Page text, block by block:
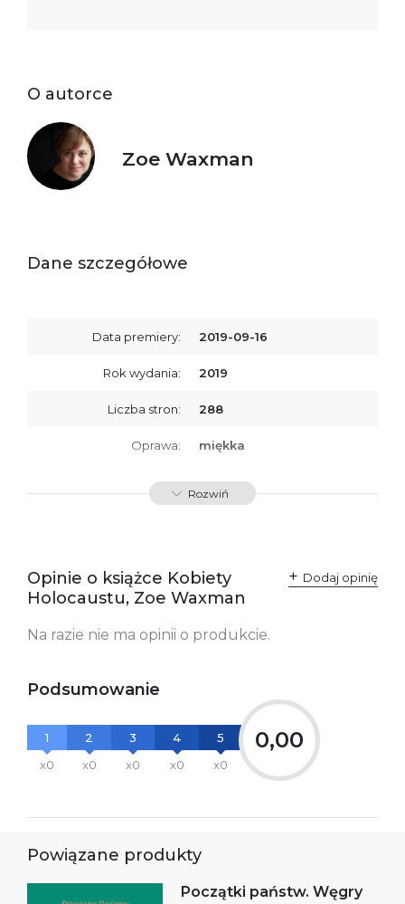
O autorce
Zoe Waxman
Dane szczegółowe
Data premiery: 2019-09-16
Rok wydania: 2019
Liczba stron: 288
Oprawa: miękka
ISBN 9788366381858
odpowiedzialne za
zgodność produktu z
przepisami:
Sp. z o.o.
ul. Fredry 8
61-701 Poznań
kontakt@wydajenamsie.pl
+48 61 623 38 38
informacje dotyczące
Rozwiń
Opinie o książce Kobiety
Holocaustu, Zoe Waxman
Dodaj opinię
Na razie nie ma opinii o produkcie.
Podsumowanie
1
x0
2
x0
3
x0
4
x0
5
x0
0,00
Powiązane produkty
Początki państw. Węgry